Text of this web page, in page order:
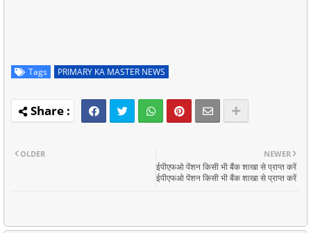
Tags PRIMARY KA MASTER NEWS
NEWER
ईपीएफओ पेंशन किसी भी बैंक शाखा से प्राप्त करें
ईपीएफओ पेंशन किसी भी बैंक शाखा से प्राप्त करें
OLDER